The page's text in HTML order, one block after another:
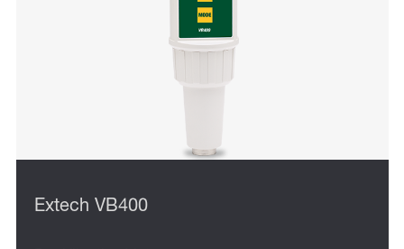
Extech VB400